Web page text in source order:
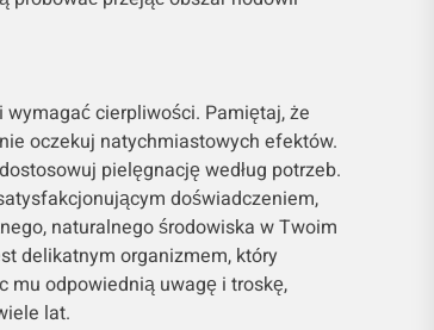
wymagać cierpliwości. Pamiętaj, że
oczekuj natychmiastowych efektów.
pielęgnację według potrzeb.
doświadczeniem,
naturalnego środowiska w Twoim
delikatnym organizmem, który
mu odpowiednią uwagę i troskę,
lat.